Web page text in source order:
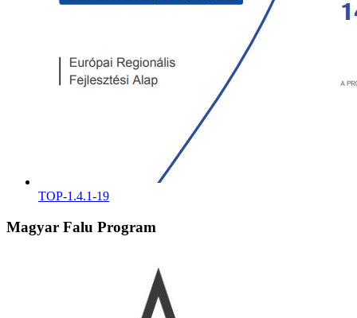
TOP-1.4.1-19
Magyar Falu Program